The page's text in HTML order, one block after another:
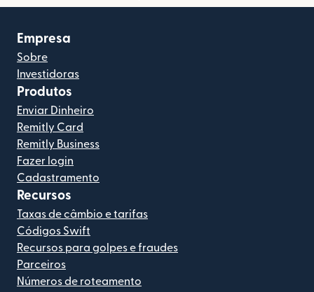
Empresa
Sobre
Investidoras
Produtos
Enviar Dinheiro
Remitly Card
Remitly Business
Fazer login
Cadastramento
Recursos
Taxas de câmbio e tarifas
Códigos Swift
Recursos para golpes e fraudes
Parceiros
Números de roteamento